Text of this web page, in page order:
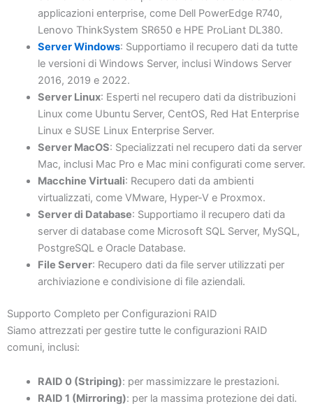
applicazioni enterprise, come Dell PowerEdge R740,
Lenovo ThinkSystem SR650 e HPE ProLiant DL380.
Server Windows: Supportiamo il recupero dati da tutte
le versioni di Windows Server, inclusi Windows Server
2016, 2019 e 2022.
Server Linux: Esperti nel recupero dati da distribuzioni
Linux come Ubuntu Server, CentOS, Red Hat Enterprise
Linux e SUSE Linux Enterprise Server.
Server MacOS: Specializzati nel recupero dati da server
Mac, inclusi Mac Pro e Mac mini configurati come server.
Macchine Virtuali: Recupero dati da ambienti
virtualizzati, come VMware, Hyper-V e Proxmox.
Server di Database: Supportiamo il recupero dati da
server di database come Microsoft SQL Server, MySQL,
PostgreSQL e Oracle Database.
File Server: Recupero dati da file server utilizzati per
archiviazione e condivisione di file aziendali.
Supporto Completo per Configurazioni RAID
Siamo attrezzati per gestire tutte le configurazioni RAID
comuni, inclusi:
RAID 0 (Striping): per massimizzare le prestazioni.
RAID 1 (Mirroring): per la massima protezione dei dati.